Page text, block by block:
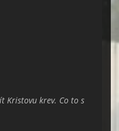
Kristovu krev. Co to s